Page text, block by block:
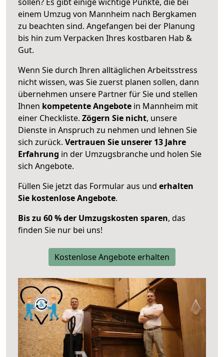
einem Umzug von Mannheim nach Bergkamen
zu beachten sind. Angefangen bei der Planung
bis hin zum Verpacken Ihres kostbaren Hab &
Gut.
Wenn Sie durch Ihren alltäglichen Arbeitsstress
nicht wissen, was Sie zuerst planen sollen, dann
übernehmen unsere Partner für Sie und stellen
Ihnen kompetente Angebote in Mannheim mit
einer Checkliste. Zögern Sie nicht, unsere
Dienste in Anspruch zu nehmen und lehnen Sie
sich zurück. Vertrauen Sie unserer 13 Jahre
Erfahrung in der Umzugsbranche und holen Sie
sich Angebote.
Füllen Sie jetzt das Formular aus und erhalten
Sie kostenlose Angebote.
Bis zu 60 % der Umzugskosten sparen, das
finden Sie nur bei uns!
Kostenlose Angebote erhalten